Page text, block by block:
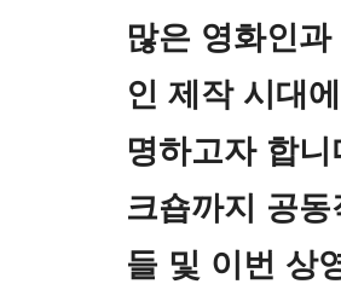
많은 영화인
인 제작 시대
명하고자 합
크숍까지 공
들 및 이번 상